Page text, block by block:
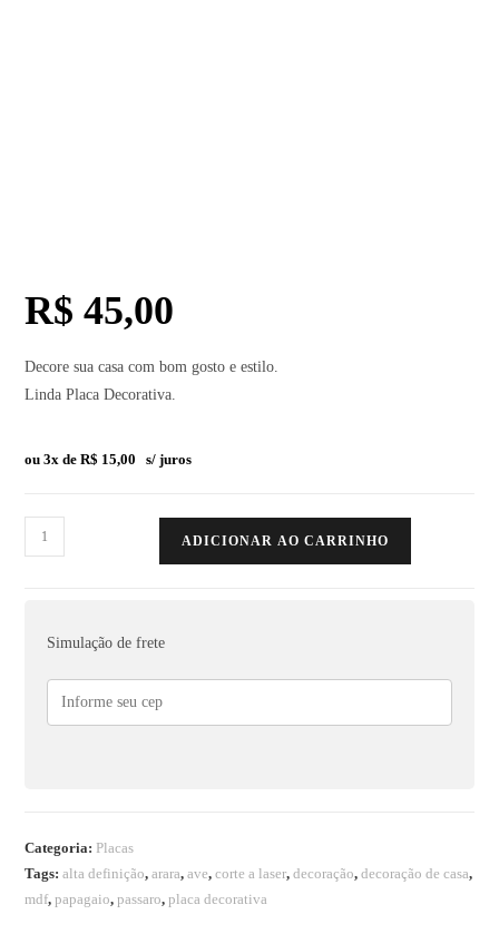
R$ 45,00
Decore sua casa com bom gosto e estilo.
Linda Placa Decorativa.
ou 3x deR$ 15,00 s/ juros
ADICIONAR AO CARRINHO
Simulação de frete
Categoria: Placas
Tags:alta definição,arara,ave,corte a laser,decoração,decoração de casa,
mdf,papagaio,passaro,placa decorativa